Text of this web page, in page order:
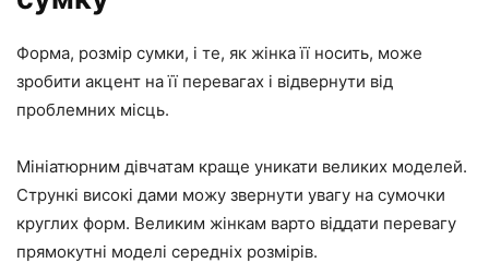
Форма, розмір сумки, і те, як жінка її носить, може
зробити акцент на її перевагах і відвернути від
проблемних місць.
Мініатюрним дівчатам краще уникати великих моделей.
Стрункі високі дами можу звернути увагу на сумочки
круглих форм. Великим жінкам варто віддати перевагу
прямокутні моделі середніх розмірів.